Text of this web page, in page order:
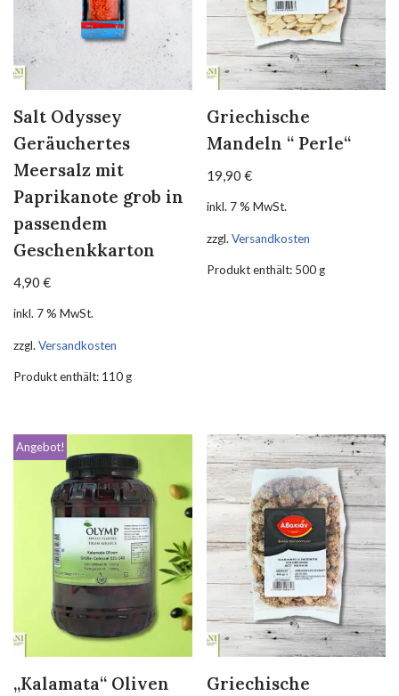
Salt Odyssey
Geräuchertes
Meersalz mit
Paprikanote grob in
passendem
Geschenkkarton
4,90 €
inkl. 7 % MwSt.
zzgl. Versandkosten
Produkt enthält: 110 g
Griechische
Mandeln “ Perle“
19,90€
inkl. 7 % MwSt.
zzgl.Versandkosten
Produkt enthält: 500 g
Angebot!
„Kalamata“ Oliven
Griechische